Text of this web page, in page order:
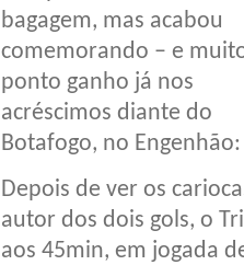
bagagem, mas acabou
comemorando – e
ponto ganho já nos
acréscimos diante do
Botafogo, no
Depois de ver os
autor dos dois gols, o
aos 45min, em jogada